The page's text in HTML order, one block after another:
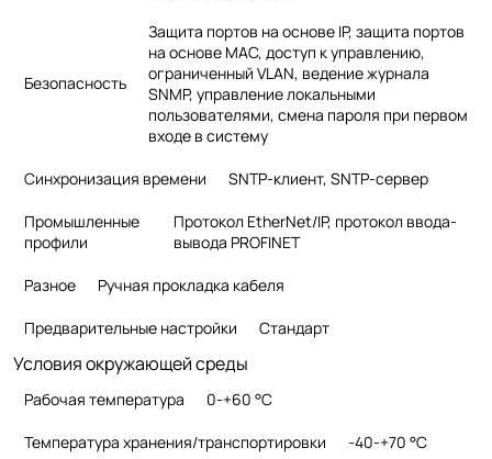
Безопасность
Защита портов на основе IP, защита портов
на основе MAC, доступ к управлению,
ограниченный VLAN, ведение журнала
SNMP, управление локальными
пользователями, смена пароля при первом
входе в систему
Синхронизация времени SNTP-клиент, SNTP-сервер
Промышленные
профили
Протокол EtherNet/IP, протокол ввода-
вывода PROFINET
Разное Ручная прокладка кабеля
Предварительные настройки Стандарт
Условия окружающей среды
Рабочая температура 0-+60 °C
Температура хранения/транспортировки -40-+70 °C